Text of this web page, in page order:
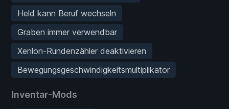
Held kann Beruf wechseln
Graben immer verwendbar
Xenlon-Rundenzähler deaktivieren
Bewegungsgeschwindigkeitsmultiplikator
Inventar-Mods